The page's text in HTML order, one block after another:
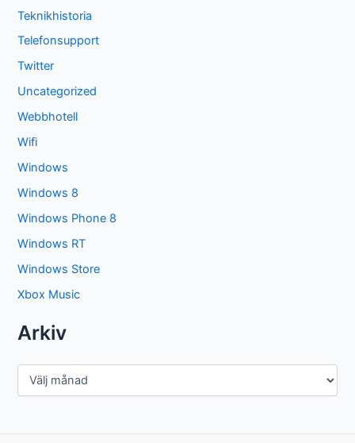
Teknikhistoria
Telefonsupport
Twitter
Uncategorized
Webbhotell
Wifi
Windows
Windows 8
Windows Phone 8
Windows RT
Windows Store
Xbox Music
Arkiv
A